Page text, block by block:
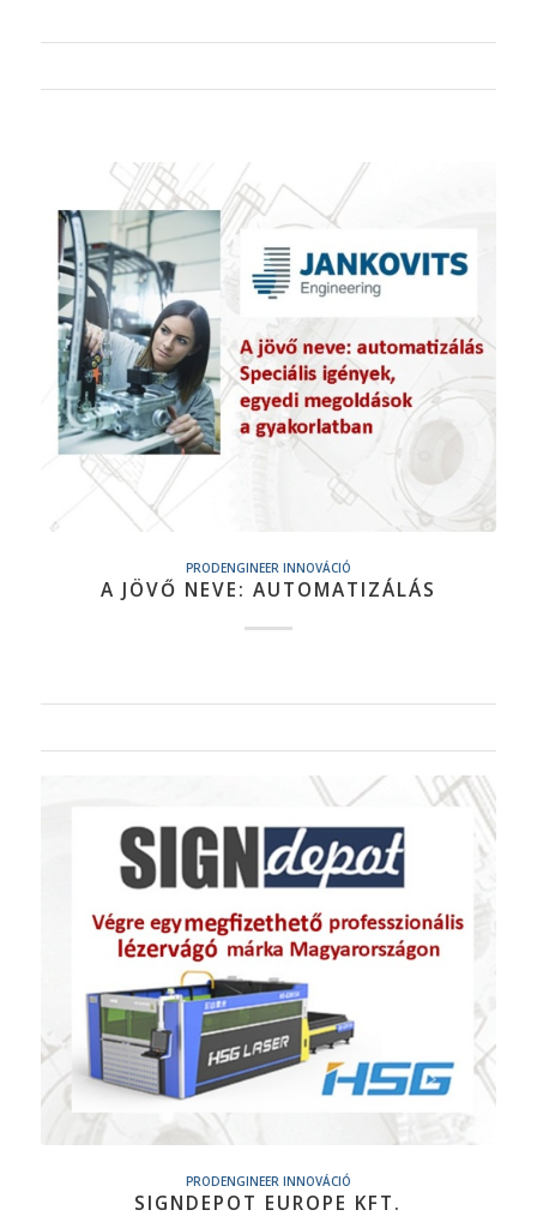
PRODENGINEER INNOVÁCIÓ
A JÖVŐ NEVE: AUTOMATIZÁLÁS
PRODENGINEER INNOVÁCIÓ
SIGNDEPOT EUROPE KFT.